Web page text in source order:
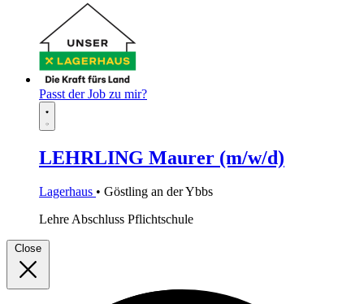
Passt der Job zu mir?
LEHRLING Maurer (m/w/d)
Lagerhaus • Göstling an der Ybbs
LehreAbschluss Pflichtschule
Close